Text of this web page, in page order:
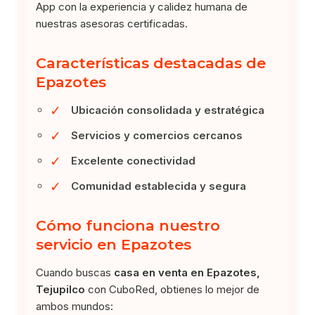
App con la experiencia y calidez humana de
nuestras asesoras certificadas.
Características destacadas de
Epazotes
✓ Ubicación consolidada y estratégica
✓ Servicios y comercios cercanos
✓ Excelente conectividad
✓ Comunidad establecida y segura
Cómo funciona nuestro
servicio en Epazotes
Cuando buscas casa en venta en Epazotes,
Tejupilco con CuboRed, obtienes lo mejor de
ambos mundos: